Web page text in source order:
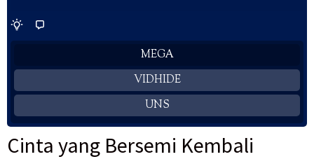
MEGA
VIDHIDE
UNS
Cinta yang Bersemi Kembali